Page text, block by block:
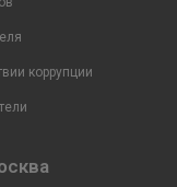
коррупции